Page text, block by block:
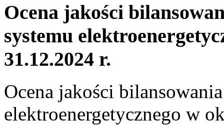
Ocena jakości
systemu
31.12.2024 r.
Ocena jakości
elektroenergetycznego w